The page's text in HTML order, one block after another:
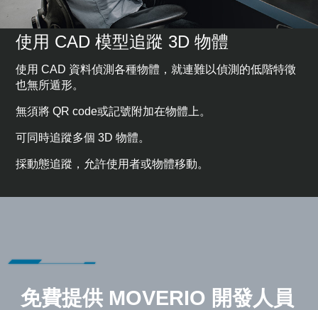
使用 CAD 模型追蹤 3D 物體
使用 CAD 資料偵測各種物體，就連難以偵測的低階特徵
也無所遁形。
無須將 QR code或記號附加在物體上。
可同時追蹤多個 3D 物體。
採動態追蹤，允許使用者或物體移動。
免費提供 MOVERIO 開發人員